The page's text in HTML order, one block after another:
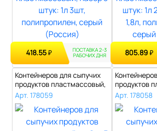
418.55₽ ПОСТАВКА 2-3
РАБОЧИХ ДНЯ 805.89₽
Контейнеров для сыпучих
продуктов пластмассовый,
набор ..
Арт. 178059
продуктов
набор ..
Арт. 178058